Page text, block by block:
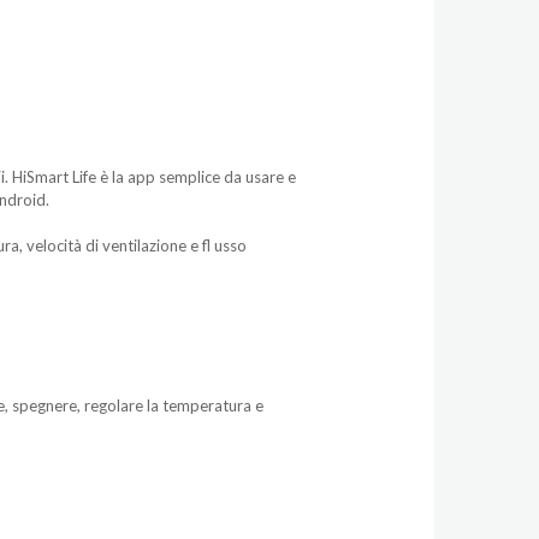
Life è la app semplice da usare e
velocità di ventilazione e fl usso
spegnere, regolare la temperatura e